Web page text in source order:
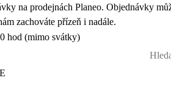
na prodejnách Planeo. Objednávky
zachováte přízeň i nadále.
hod (mimo svátky)